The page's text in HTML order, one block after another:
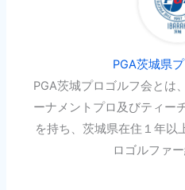
PGA茨城県
PGA茨城プロゴルフ会とは
ーナメントプロ及びティー
を持ち、茨城県在住１年以
ロゴルファー